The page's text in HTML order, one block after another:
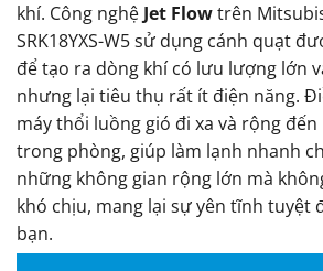
khí. Công nghệ Jet Flowtrên
SRK18YXS-W5 sử dụng cánh quạt
để tạo ra dòng khí có lưu lượng lớn
nhưng lại tiêu thụ rất ít điện năng.
máy thổi luồng gió đi xa và rộng
trong phòng, giúp làm lạnh nhanh
những không gian rộng lớn mà
khó chịu, mang lại sự yên tĩnh tuyệt
bạn.